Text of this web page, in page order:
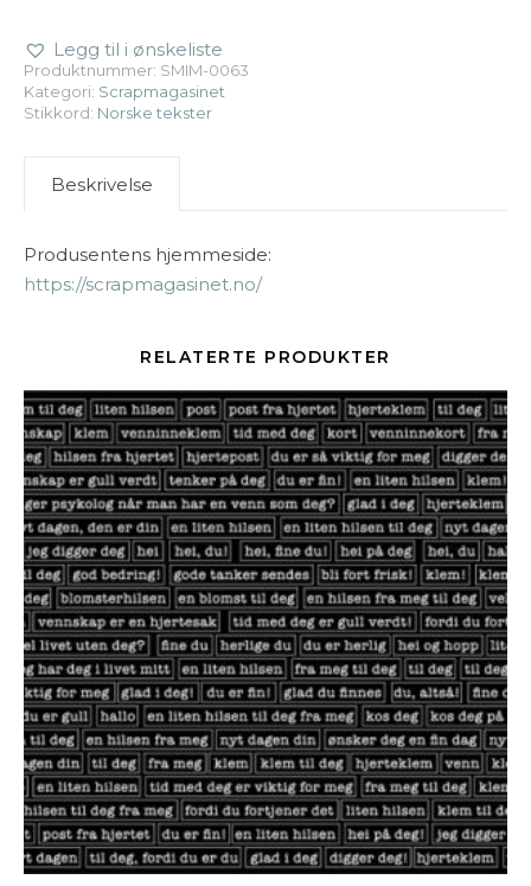
Legg til i ønskeliste
Produktnummer: SMIM-0063
Kategori: Scrapmagasinet
Stikkord: Norske tekster
Beskrivelse
Produsentens hjemmeside:
https://scrapmagasinet.no/
RELATERTE PRODUKTER